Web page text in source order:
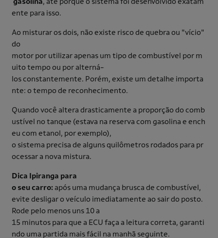
ente para isso.
Ao misturar os dois, não existe risco de quebra ou "vício"
do
motor por utilizar apenas um tipo de combustível por m
uito tempo ou por alterná-
los constantemente. Porém, existe um detalhe importa
nte: o tempo de reconhecimento.
Quando você altera drasticamente a proporção do comb
ustível no tanque (estava na reserva com gasolina e ench
eu com etanol, por exemplo),
o sistema precisa de alguns quilômetros rodados para pr
ocessar a nova mistura.
Dica Ipiranga para
o seu carro: após uma mudança brusca de combustível,
evite desligar o veículo imediatamente ao sair do posto.
Rode pelo menos uns 10 a
15 minutos para que a ECU faça a leitura correta, garanti
ndo uma partida mais fácil na manhã seguinte.